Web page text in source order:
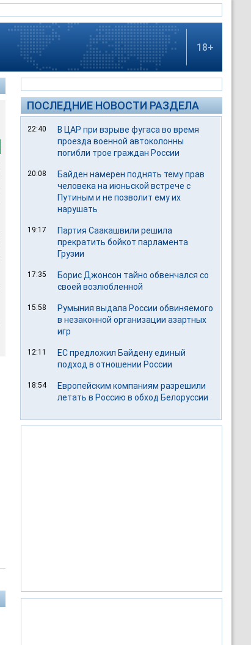
18+
ПОСЛЕДНИЕ НОВОСТИ РАЗДЕЛА
22:40
В ЦАР при взрыве фугаса во время
проезда военной автоколонны
погибли трое граждан России
20:08
Байден намерен поднять тему прав
человека на июньской встрече с
Путиным и не позволит ему их
нарушать
19:17
Партия Саакашвили решила
прекратить бойкот парламента
Грузии
17:35
Борис Джонсон тайно обвенчался со
своей возлюбленной
15:58
Румыния выдала России обвиняемого
в незаконной организации азартных
игр
12:11
ЕС предложил Байдену единый
подход в отношении России
18:54
Европейским компаниям разрешили
летать в Россию в обход Белоруссии